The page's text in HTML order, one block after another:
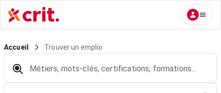
Accueil Trouver un emploi
Métiers, mots-clés, certifications, formations...